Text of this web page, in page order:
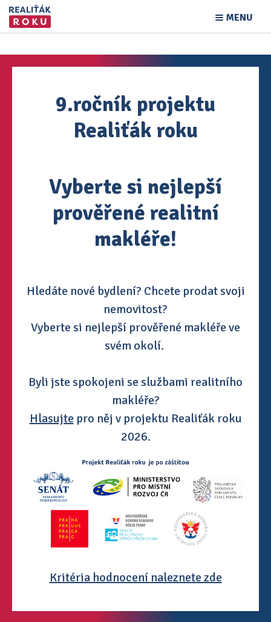
MENU
9.ročník projektu
Realiťák roku
Vyberte si nejlepší
prověřené realitní
makléře!
Hledáte nové bydlení? Chcete prodat svoji
nemovitost?
Vyberte si nejlepší prověřené makléře ve
svém okolí.
Byli jste spokojeni se službami realitního
makléře?
Hlasujte pro něj v projektu Realiťák roku
2026.
Kritéria hodnocení naleznete zde